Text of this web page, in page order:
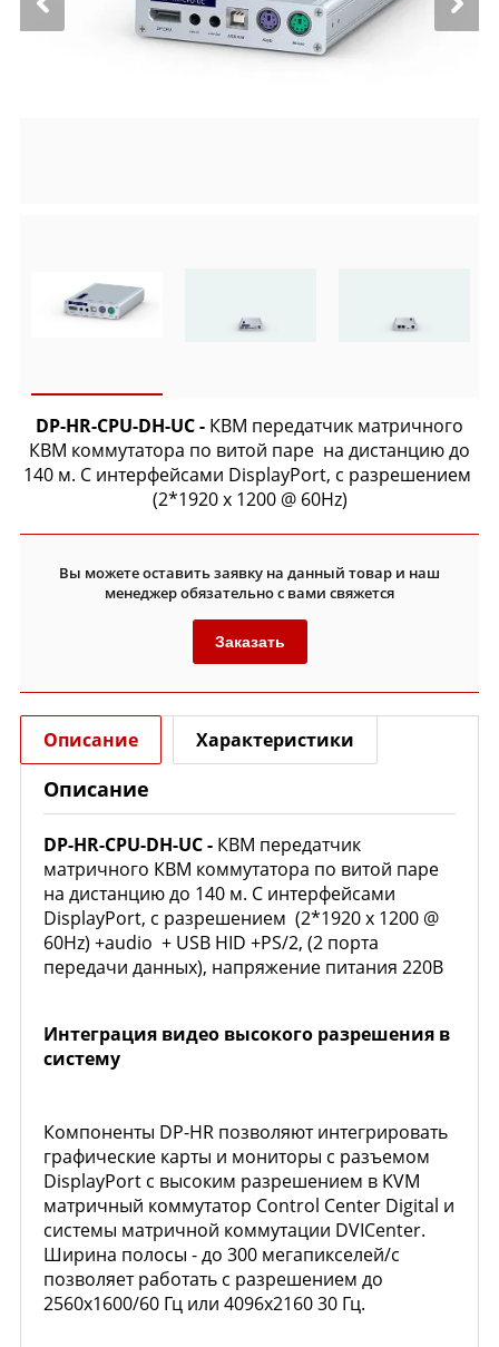
DP-HR-CPU-DH-UC - КВМ передатчик матричного
КВМ коммутатора по витой паре на дистанцию до
140 м. С интерфейсами DisplayPort, с разрешением
(2*1920 x 1200 @ 60Hz)
Вы можете оставить заявку на данный товар и наш
менеджер обязательно с вами свяжется
Заказать
Описание Характеристики
Описание
DP-HR-CPU-DH-UC - КВМ передатчик
матричного КВМ коммутатора по витой паре
на дистанцию до 140 м. С интерфейсами
DisplayPort, с разрешением (2*1920 x 1200 @
60Hz) +audio + USB HID +PS/2, (2 порта
передачи данных), напряжение питания 220В
Интеграция видео высокого разрешения в
систему
Компоненты DP-HR позволяют интегрировать
графические карты и мониторы с разъемом
DisplayPort с высоким разрешением в KVM
матричный коммутатор Control Center Digital и
системы матричной коммутации DVICenter.
Ширина полосы - до 300 мегапикселей/с
позволяет работать с разрешением до
2560x1600/60 Гц или 4096x2160 30 Гц.